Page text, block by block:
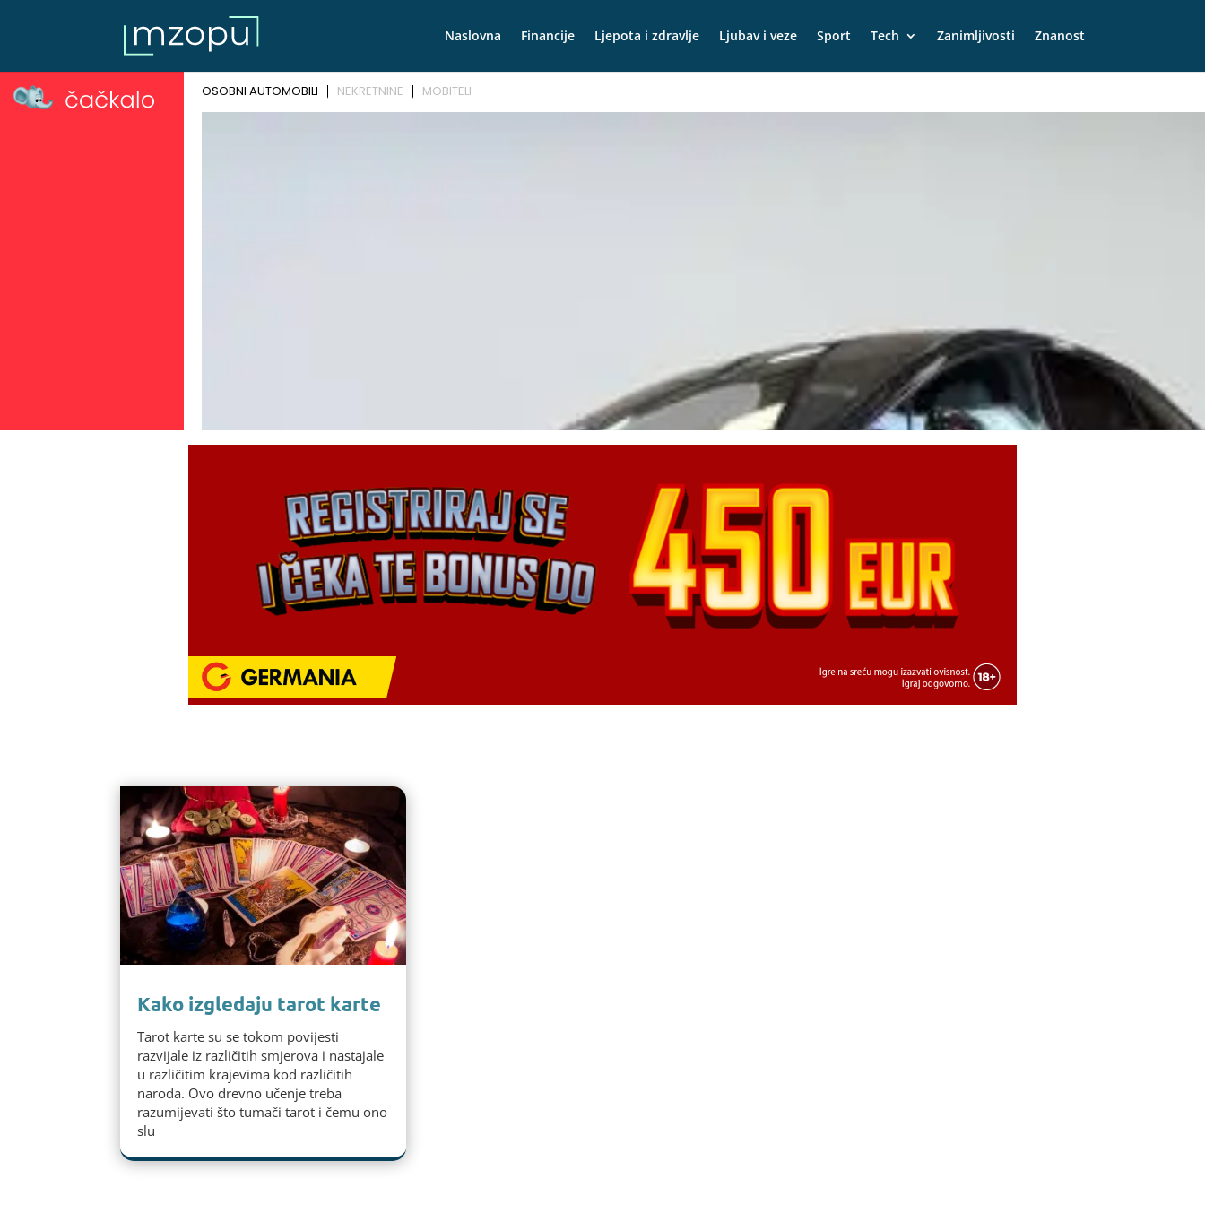
Naslovna Financije Ljepota i zdravlje Ljubav i veze Sport Tech Zanimljivosti Znanost
Kako izgledaju tarot karte
Tarot karte su se tokom povijesti
razvijale iz različitih smjerova i nastajale
u različitim krajevima kod različitih
naroda. Ovo drevno učenje treba
razumijevati što tumači tarot i čemu ono
slu